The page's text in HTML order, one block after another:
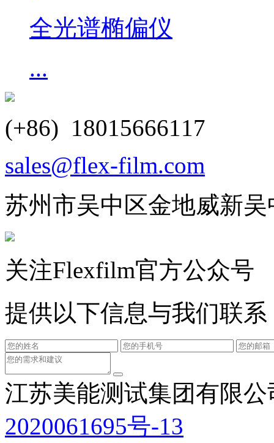
全光谱椭偏仪
...
(+86) 18015666117
sales@flex-film.com
苏州市吴中区金地威新
关注Flexfilm官方公众号
提供以下信息与我们联
江苏美能测试集团有限公
2020061695号-13